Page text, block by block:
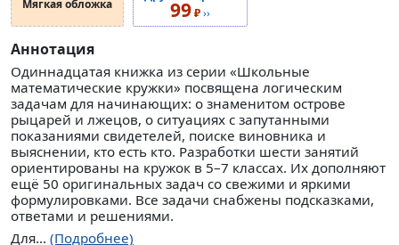
Мягкая обложка 99₽››
Аннотация
Одиннадцатая книжка из серии «Школьные
математические кружки» посвящена логическим
задачам для начинающих: о знаменитом острове
рыцарей и лжецов, о ситуациях с запутанными
показаниями свидетелей, поиске виновника и
выяснении, кто есть кто. Разработки шести занятий
ориентированы на кружок в 5–7 классах. Их дополняют
ещё 50 оригинальных задач со свежими и яркими
формулировками. Все задачи снабжены подсказками,
ответами и решениями.
Для... (Подробнее)